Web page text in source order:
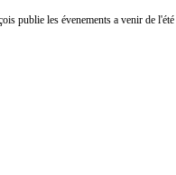
publie les évenements a venir de l'été